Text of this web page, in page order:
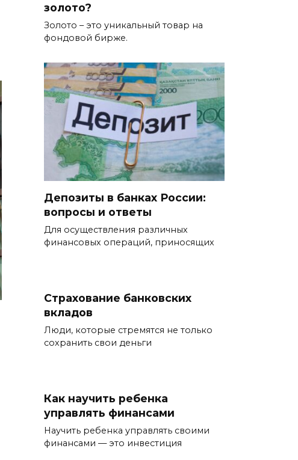
золото?
Золото – это уникальный товар на
фондовой бирже.
Депозиты в банках России:
вопросы и ответы
Для осуществления различных
финансовых операций, приносящих
Страхование банковских
вкладов
Люди, которые стремятся не только
сохранить свои деньги
Как научить ребенка
управлять финансами
Научить ребенка управлять своими
финансами — это инвестиция